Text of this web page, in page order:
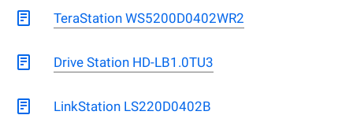
TeraStation WS5200D0402WR2
Drive Station HD-LB1.0TU3
LinkStation LS220D0402B